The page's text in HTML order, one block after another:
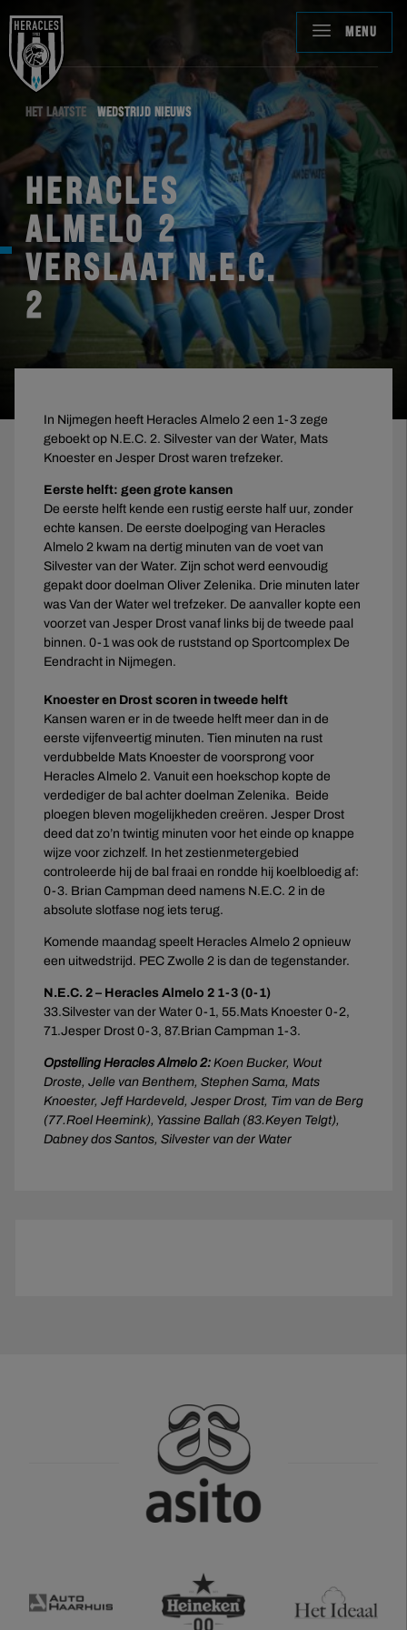
MENU
HET LAATSTE WEDSTRIJD NIEUWS
HERACLES
ALMELO 2
VERSLAAT N.E.C.
2
In Nijmegen heeft Heracles Almelo 2 een 1-3 zege
geboekt op N.E.C. 2. Silvester van der Water, Mats
Knoester en Jesper Drost waren trefzeker.
Eerste helft: geen grote kansen
De eerste helft kende een rustig eerste half uur, zonder
echte kansen. De eerste doelpoging van Heracles
Almelo 2 kwam na dertig minuten van de voet van
Silvester van der Water. Zijn schot werd eenvoudig
gepakt door doelman Oliver Zelenika. Drie minuten later
was Van der Water wel trefzeker. De aanvaller kopte een
voorzet van Jesper Drost vanaf links bij de tweede paal
binnen. 0-1 was ook de ruststand op Sportcomplex De
Eendracht in Nijmegen.
Knoester en Drost scoren in tweede helft
Kansen waren er in de tweede helft meer dan in de
eerste vijfenveertig minuten. Tien minuten na rust
verdubbelde Mats Knoester de voorsprong voor
Heracles Almelo 2. Vanuit een hoekschop kopte de
verdediger de bal achter doelman Zelenika. Beide
ploegen bleven mogelijkheden creëren. Jesper Drost
deed dat zo’n twintig minuten voor het einde op knappe
wijze voor zichzelf. In het zestienmetergebied
controleerde hij de bal fraai en rondde hij koelbloedig af:
0-3. Brian Campman deed namens N.E.C. 2 in de
absolute slotfase nog iets terug.
Komende maandag speelt Heracles Almelo 2 opnieuw
een uitwedstrijd. PEC Zwolle 2 is dan de tegenstander.
N.E.C. 2 – Heracles Almelo 2 1-3 (0-1)
33.Silvester van der Water 0-1, 55.Mats Knoester 0-2,
71.Jesper Drost 0-3, 87.Brian Campman 1-3.
Opstelling Heracles Almelo 2: Koen Bucker, Wout
Droste, Jelle van Benthem, Stephen Sama, Mats
Knoester, Jeff Hardeveld, Jesper Drost, Tim van de Berg
(77.Roel Heemink), Yassine Ballah (83.Keyen Telgt),
Dabney dos Santos, Silvester van der Water